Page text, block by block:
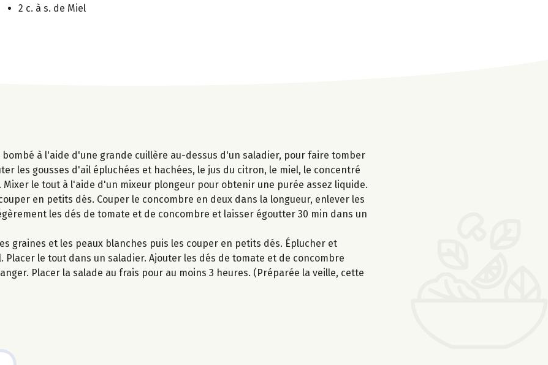
2 c. à s. de Miel
bombé à l'aide d'une grande cuillère au-dessus d'un saladier, pour faire tomber
les gousses d'ail épluchées et hachées, le jus du citron, le miel, le concentré
le tout à l'aide d'un mixeur plongeur pour obtenir une purée assez liquide.
en petits dés. Couper le concombre en deux dans la longueur, enlever les
les dés de tomate et de concombre et laisser égoutter 30 min dans un
graines et les peaux blanches puis les couper en petits dés. Éplucher et
le tout dans un saladier. Ajouter les dés de tomate et de concombre
Placer la salade au frais pour au moins 3 heures. (Préparée la veille, cette